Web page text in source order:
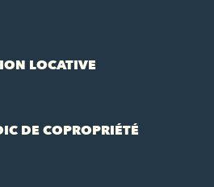
LOCATIVE
DE COPROPRIÉTÉ